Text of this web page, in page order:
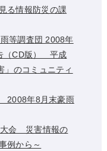
る情報防災の課
等調査団 2008年
（CD版） 平成
」のコミュニティ
2008年8月末豪雨
大会 災害情報の
例から～